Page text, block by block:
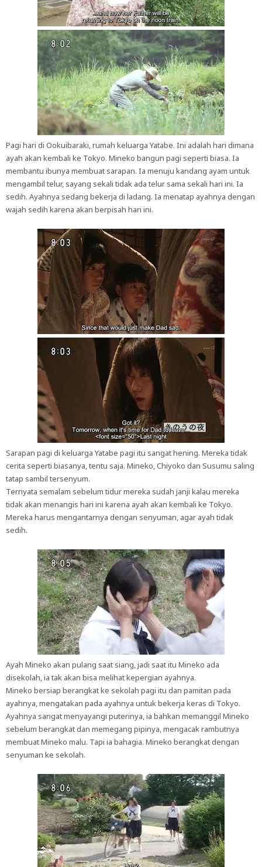
Pagi hari di Ookuibaraki, rumah keluarga Yatabe. Ini adalah hari dimana
ayah akan kembali ke Tokyo. Mineko bangun pagi seperti biasa. Ia
membantu ibunya membuat sarapan. Ia menuju kandang ayam untuk
mengambil telur, sayang sekali tidak ada telur sama sekali hari ini. Ia
sedih. Ayahnya sedang bekerja di ladang. Ia menatap ayahnya dengan
wajah sedih karena akan berpisah hari ini.
Sarapan pagi di keluarga Yatabe pagi itu sangat hening. Mereka tidak
cerita seperti biasanya, tentu saja. Mineko, Chiyoko dan Susumu saling
tatap sambil tersenyum.
Ternyata semalam sebelum tidur mereka sudah janji kalau mereka
tidak akan menangis hari ini karena ayah akan kembali ke Tokyo.
Mereka harus mengantarnya dengan senyuman, agar ayah tidak
sedih.
Ayah Mineko akan pulang saat siang, jadi saat itu Mineko ada
disekolah, ia tak akan bisa melihat kepergian ayahnya.
Mineko bersiap berangkat ke sekolah pagi itu dan pamitan pada
ayahnya, mengatakan pada ayahnya untuk bekerja keras di Tokyo.
Ayahnya sangat menyayangi puterinya, ia bahkan memanggil Mineko
sebelum berangkat dan memegang pipinya, mengacak rambutnya
membuat Mineko malu. Tapi ia bahagia. Mineko berangkat dengan
senyuman ke sekolah.